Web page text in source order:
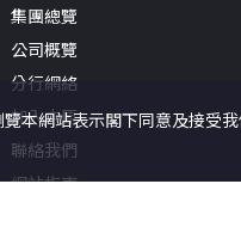
集團總覽
公司概覽
分行網絡
加入中原
聯絡我們
網站指南
本網站表示閣下同意及接受